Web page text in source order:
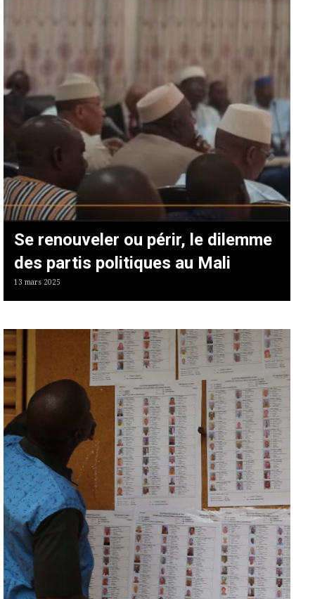
Se renouveler ou périr, le dilemme
des partis politiques au Mali
13 mars 2025